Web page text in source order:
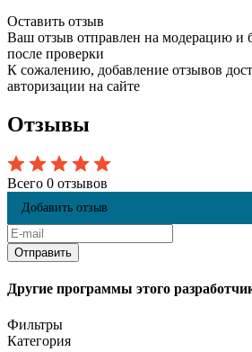
Оставить отзыв
Ваш отзыв отправлен на модерацию и
после проверки
К сожалению, добавление отзывов
авторизации на сайте
Отзывы
Всего 0 отзывов
Добавить отзыв
Другие программы этого
Фильтры
Категория